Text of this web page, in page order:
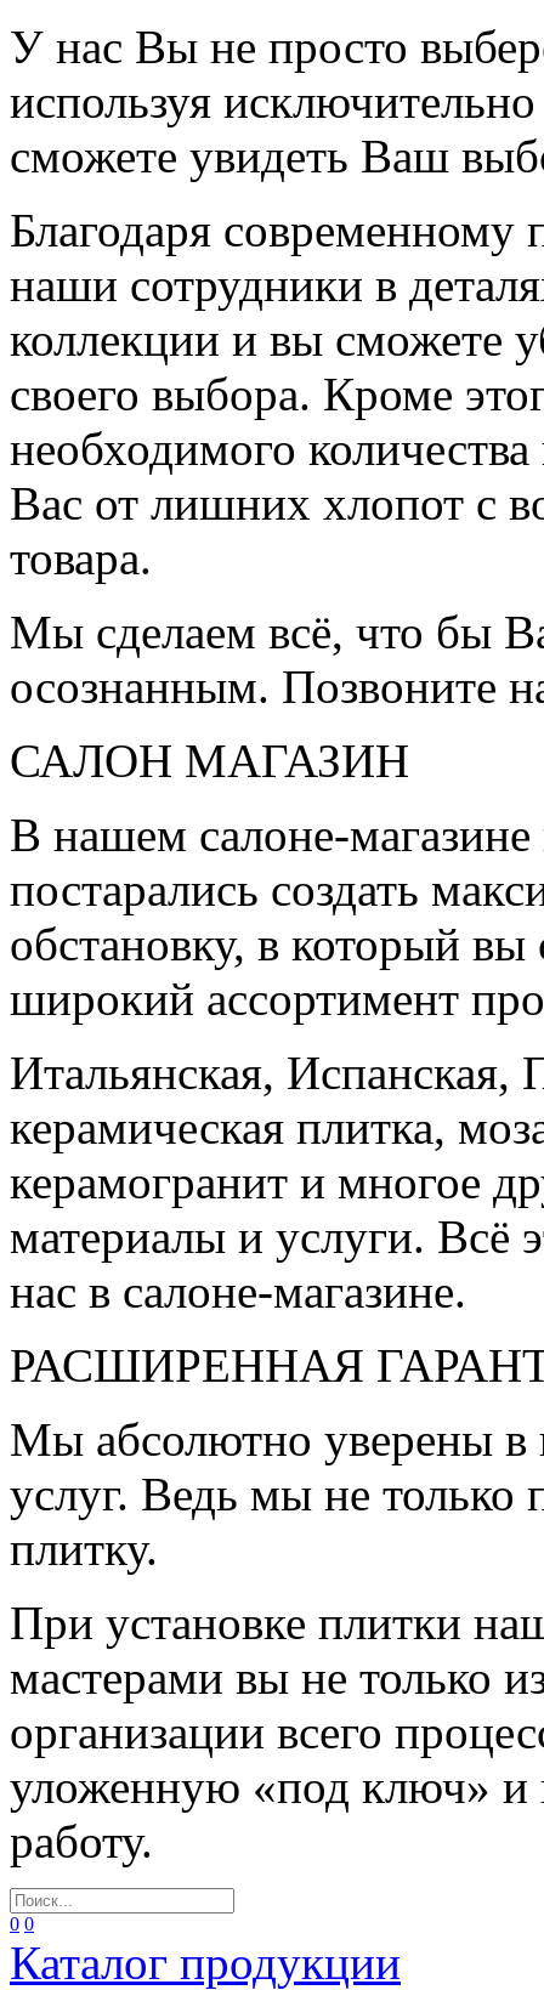
У нас Вы не просто
используя
сможете увидеть Ваш
Благодаря
наши сотрудники в
коллекции и вы сможете
своего выбора. Кроме
необходимого
Вас от лишних хлопот с
товара.
Мы сделаем всё, что бы
осознанным. Позвоните
САЛОН МАГАЗИН
В нашем салоне-
постарались создать
обстановку, в который
широкий ассортимент
Итальянская, Испанская,
керамическая плитка,
керамогранит и многое
материалы и услуги. Всё
нас в салоне-магазине.
РАСШИРЕННАЯ
Мы абсолютно уверены в
услуг. Ведь мы не
плитку.
При установке плитки
мастерами вы не только
организации всего
уложенную «под ключ» и
работу.
0 0
Каталог продукции